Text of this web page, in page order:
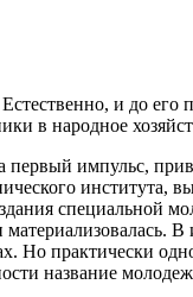
и до
в народное
первый импульс,
института,
специальной
Но практически
название